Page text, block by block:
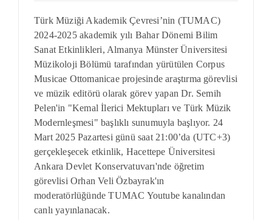
Türk Müziği Akademik Çevresi’nin (TUMAC)
2024-2025 akademik yılı Bahar Dönemi Bilim
Sanat Etkinlikleri, Almanya Münster Üniversitesi
Müzikoloji Bölümü tarafından yürütülen Corpus
Musicae Ottomanicae projesinde araştırma görevlisi
ve müzik editörü olarak görev yapan Dr. Semih
Pelen'in "Kemal İlerici Mektupları ve Türk Müzik
Modernleşmesi" başlıklı sunumuyla başlıyor. 24
Mart 2025 Pazartesi günü saat 21:00’da (UTC+3)
gerçekleşecek etkinlik, Hacettepe Üniversitesi
Ankara Devlet Konservatuvarı'nde öğretim
görevlisi Orhan Veli Özbayrak'ın
moderatörlüğünde TUMAC Youtube kanalından
canlı yayınlanacak.